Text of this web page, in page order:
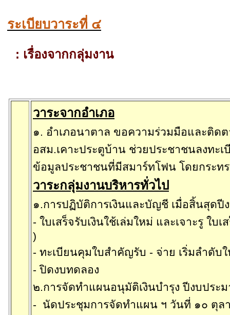
ระเบียบวาระที่ ๔
: เรื่องจากกลุ่มงาน
วาระจากอำเภอ
๑. อำเภอนาตาล ขอความร่วมมือและติด
อสม.เคาะประตูบ้าน ช่วยประชาชนลงทะ
ข้อมูลประชาชนที่มีสมาร์ทโฟน โดยกระ
วาระกลุ่มงานบริหารทั่วไป
๑.การปฏิบัติการเงินและบัญชี เมื่อสิ้นสุดปี
- ใบเสร็จรับเงินใช้เล่มใหม่ และเจาะรู ใบ
)
- ทะเบียนคุมใบสำคัญรับ - จ่าย เริ่มลำดับ
-ปิดงบทดลอง
๒.การจัดทำแผนอนุมัติเงินบำรุง ปีงบปร
- นัดประชุมการจัดทำแผน ฯ วันที่ ๑๐ ตุ